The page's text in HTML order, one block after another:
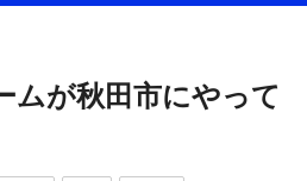
ムが秋田市にやって